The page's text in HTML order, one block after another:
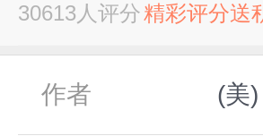
30613人评分精彩评分送
作者 (美